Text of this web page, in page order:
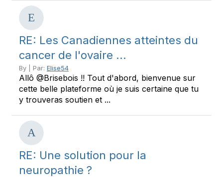
RE: Les Canadiennes atteintes du
cancer de l'ovaire ...
By | Par: Elise54
Allô @Brisebois !! Tout d'abord, bienvenue sur
cette belle plateforme où je suis certaine que tu
y trouveras soutien et ...
RE: Une solution pour la
neuropathie ?